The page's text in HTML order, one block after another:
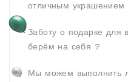
отличным украшением
Заботу о подарке для
берём на себя ?
Мы можем выполнить